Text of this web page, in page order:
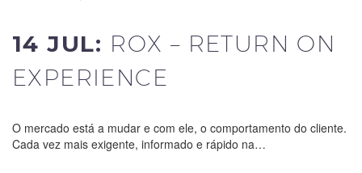
14 JUL: ROX – RETURN ON
EXPERIENCE
O mercado está a mudar e com ele, o comportamento do cliente.
Cada vez mais exigente, informado e rápido na…